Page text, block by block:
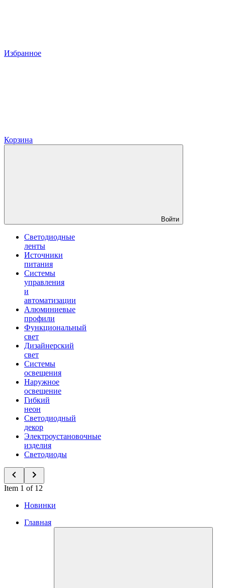
Избранное
Корзина
Войти
Светодиодные
ленты
Источники
питания
Системы
управления
и
автоматизации
Алюминиевые
профили
Функциональный
свет
Дизайнерский
свет
Системы
освещения
Наружное
освещение
Гибкий
неон
Светодиодный
декор
Электроустановочные
изделия
Светодиоды
Item 1 of 12
Новинки
Главная